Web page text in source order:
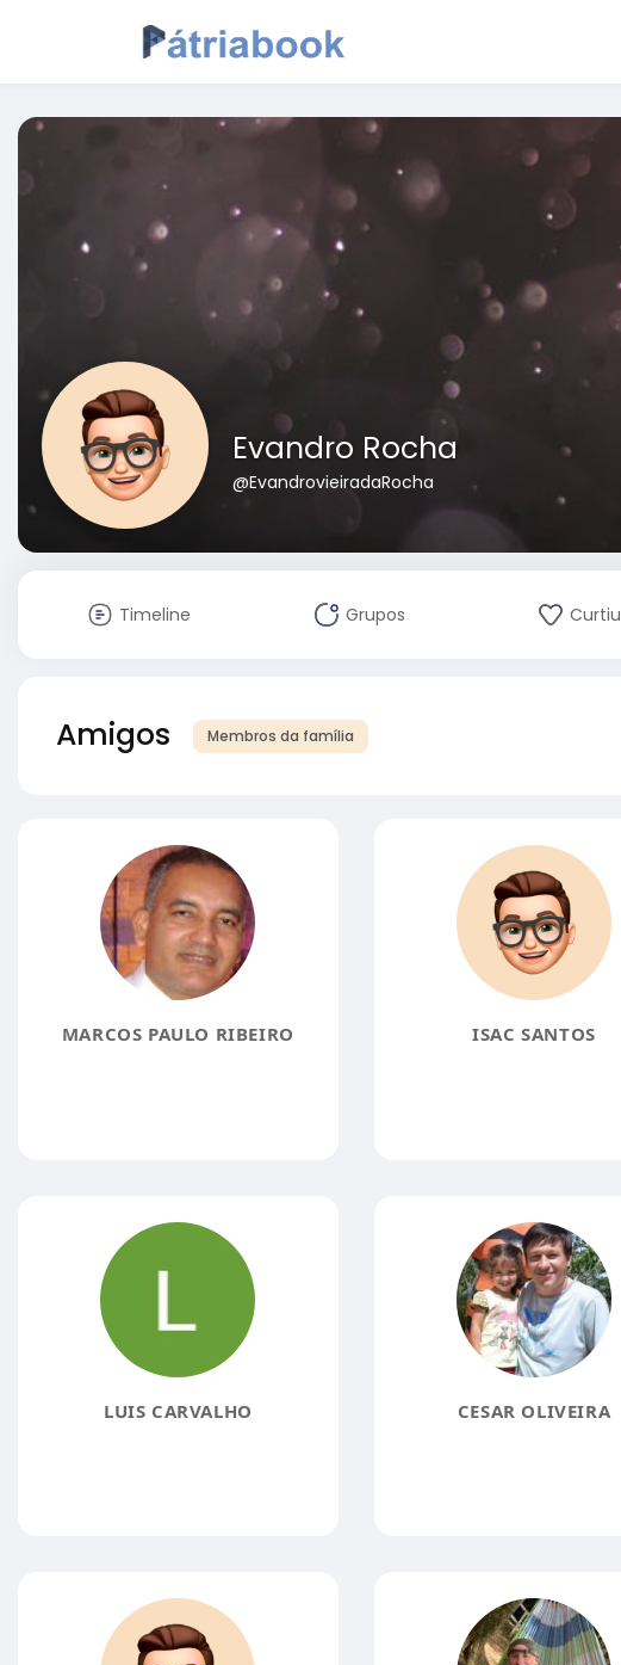
Evandro Rocha
@EvandrovieiradaRocha
Timeline Grupos Curtiu
Amigos Membros da família
MARCOS PAULO RIBEIRO ISAC SANTOS
LUIS CARVALHO CESAR OLIVEIRA